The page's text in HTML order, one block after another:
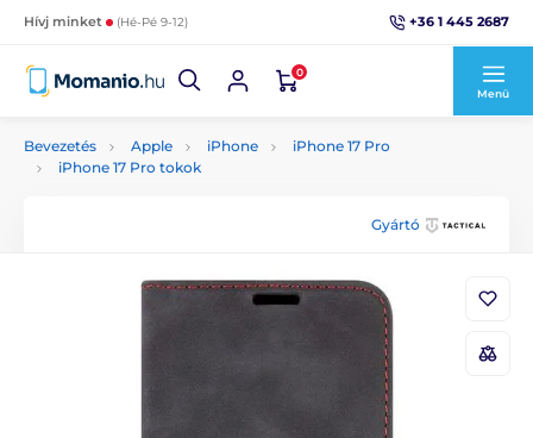
Hívj minket (Hé-Pé 9-12) +36 1 445 2687
0
Menü
Bevezetés Apple iPhone
iPhone 17 Pro
iPhone 17 Pro tokok
Gyártó